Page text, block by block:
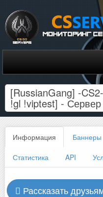
[RussianGang] -
!gl !viptest] -
Информация Баннеры
Статистика API
Рассказать